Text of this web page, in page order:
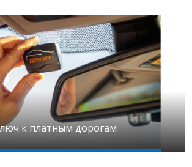
к платным дорогам